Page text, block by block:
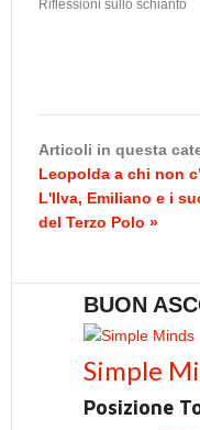
Riflessioni sullo schianto
Articoli in questa
Leopolda a chi non
L'Ilva, Emiliano e i
del Terzo Polo »
BUON
Simple
Posizione